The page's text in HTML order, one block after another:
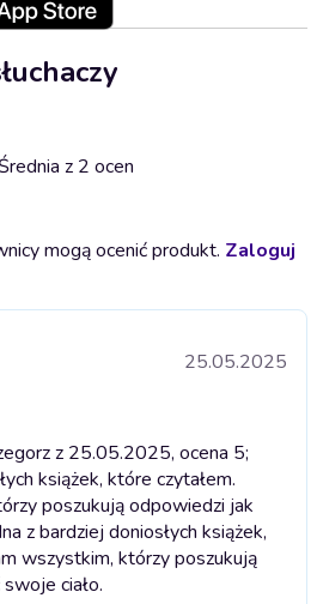
z 2 ocen
mogą ocenić produkt. Zaloguj
25.05.2025
z 25.05.2025, ocena 5;
książek, które czytałem.
poszukują odpowiedzi jak
z bardziej doniosłych książek,
wszystkim, którzy poszukują
ciało.